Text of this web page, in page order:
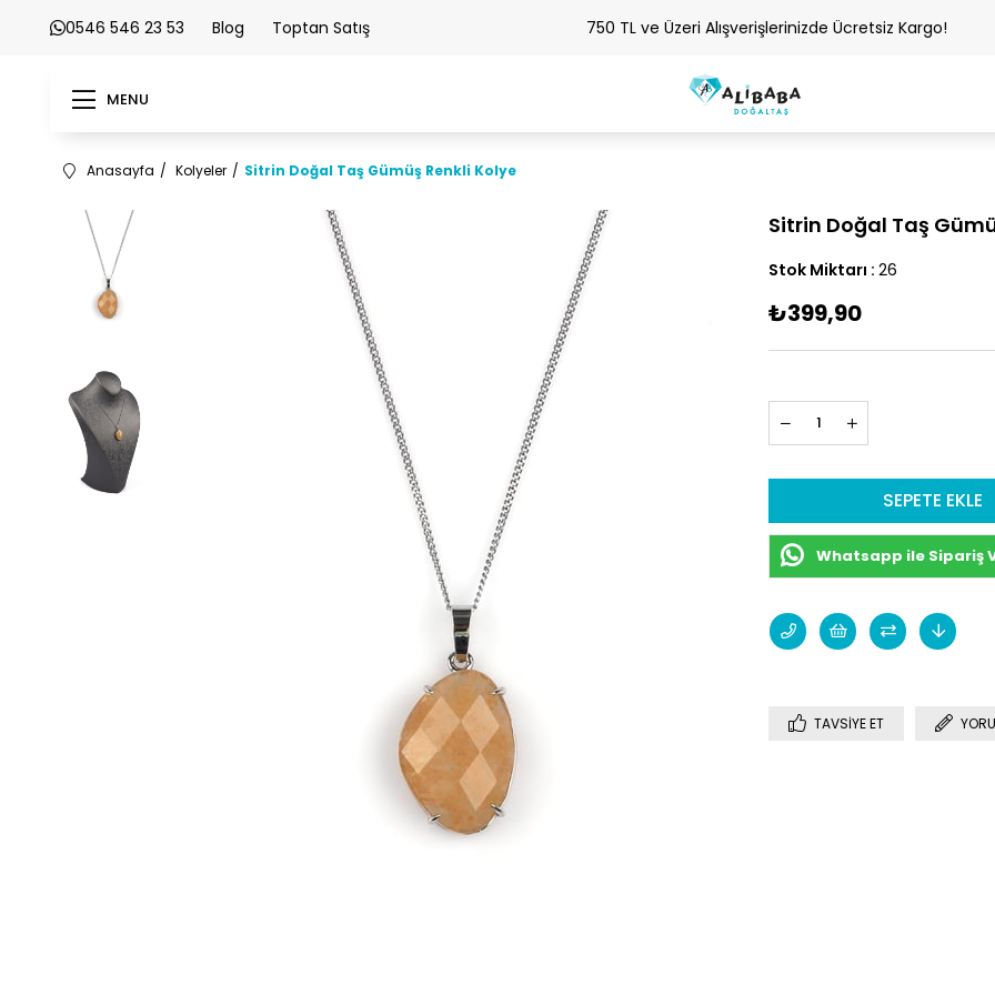
0546 546 23 53 Blog Toptan Satış 750 TL ve Üzeri Alışverişlerinizde Ücretsiz Kargo!
MENU
Anasayfa Kolyeler Sitrin Doğal Taş Gümüş Renkli Kolye
Sitrin Doğal Taş
Stok Miktarı : 26
₺399,90
Whatsapp ile Sipariş
TAVSIYE ET